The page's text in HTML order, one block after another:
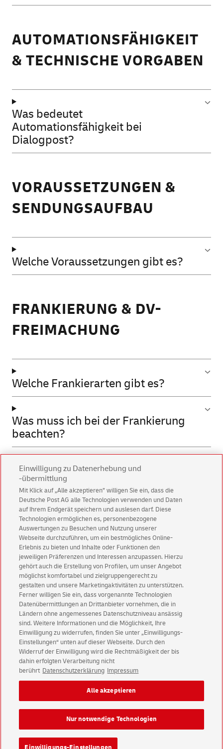
AUTOMATIONSFÄHIGKEIT
& TECHNISCHE VORGABEN
Was bedeutet
Automationsfähigkeit bei
Dialogpost?
VORAUSSETZUNGEN &
SENDUNGSAUFBAU
Welche Voraussetzungen gibt es?
FRANKIERUNG & DV-
FREIMACHUNG
Welche Frankierarten gibt es?
Was muss ich bei der Frankierung
beachten?
EINLIEFERUNG &
ZUSTELLUNG
Wo kann ich meine Sendungen
einliefern?
Welche Laufzeit hat Dialogpost?
Impressum Rechtliche Hinweise
Datenschutz
Einwilligungs-Einstellungen
Konzern Karriere Presse Investoren
Einwilligung zu Datenerhebung und
-übermittlung
Mit Klick auf „Alle akzeptieren” willigen Sie ein, dass die
Deutsche Post AG alle Technologien verwenden und Daten
auf Ihrem Endgerät speichern und auslesen darf. Diese
Technologien ermöglichen es, personenbezogene
Auswertungen zu Besuchen und Nutzung unserer
Webseite durchzuführen, um ein bestmögliches Online-
Erlebnis zu bieten und Inhalte oder Funktionen den
jeweiligen Präferenzen und Interessen anzupassen. Hierzu
gehört auch die Erstellung von Profilen, um unser Angebot
möglichst komfortabel und zielgruppengerecht zu
gestalten und unsere Marketingaktivitäten zu unterstützen.
Ferner willigen Sie ein, dass vorgenannte Technologien
Datenübermittlungen an Drittanbieter vornehmen, die in
Ländern ohne angemessenes Datenschutzniveau ansässig
sind. Weitere Informationen und die Möglichkeit, Ihre
Einwilligung zu widerrufen, finden Sie unter „Einwilligungs-
Einstellungen“ unten auf dieser Webseite. Durch den
Widerruf der Einwilligung wird die Rechtmäßigkeit der bis
dahin erfolgten Verarbeitung nicht
berührt Datenschutzerklärung Impressum
Nur notwendige Technologien
Alle akzeptieren